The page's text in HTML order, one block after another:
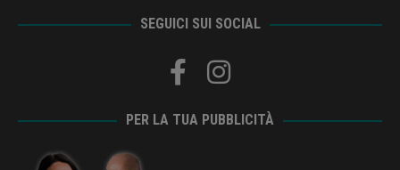
SEGUICI SUI SOCIAL
PER LA TUA PUBBLICITÀ